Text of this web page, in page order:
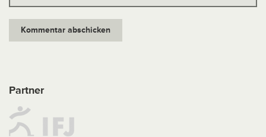
Partner